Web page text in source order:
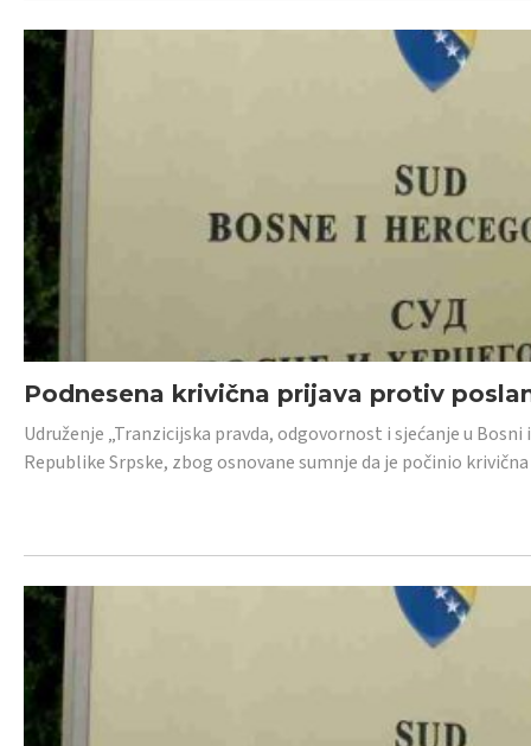
Podnesena krivična prijava protiv
Udruženje „Tranzicijska pravda, odgovornost i sjećanje u
Republike Srpske, zbog osnovane sumnje da je počinio